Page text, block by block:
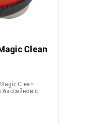
Clean
Clean
бассейнов с